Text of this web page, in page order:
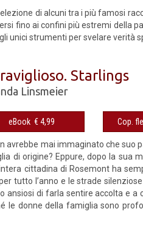
di alcuni tra i più famosi
fino ai confini più estremi della
unici strumenti per svelare verità
Starlings
Linsmeier
eBook € 4,99
avrebbe mai immaginato che suo
di origine? Eppure, dopo la sua
cittadina di Rosemont ha
tutto l’anno e le strade
ansiosi di farla sentire accolta e a
le donne della famiglia sono